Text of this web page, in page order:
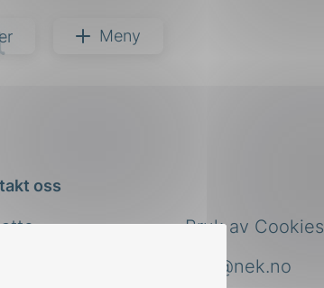
Meny
oss
nek@nek.no
Bruk av Cookies